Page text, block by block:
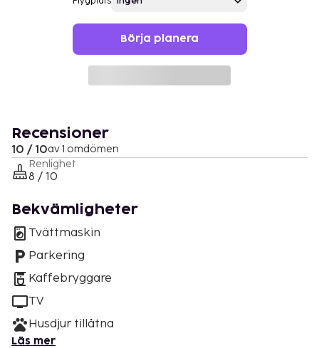
Börja planera
Recensioner
10 / 10av 1 omdömen
Renlighet
8 / 10
Bekvämligheter
Tvättmaskin
Parkering
Kaffebryggare
TV
Husdjur tillåtna
Läs mer